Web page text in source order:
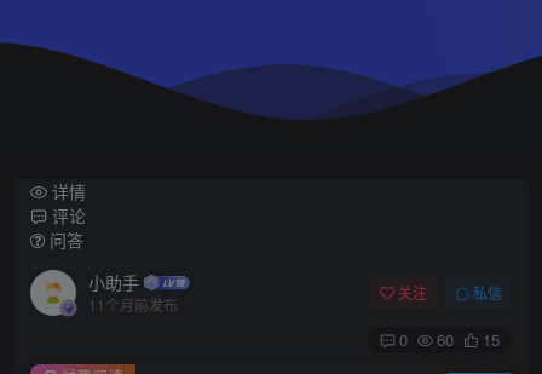
详情
评论
问答
小助手
11个月前发布
关注 私信
0 60
15